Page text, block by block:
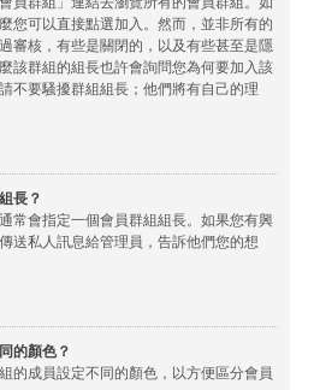
您可以直接點選加入。然而，並非所有的
審核，有些是關閉的，以及有些甚至是隱
該群組的組長也許會詢問您為何要加入該
不要騷擾群組組長；他們將有自己的理
長？
常會指定一個會員群組組長。如果您有興
送私人訊息給管理員，告訴他們您的想
的顏色？
的成員設定不同的顏色，以方便區分會員